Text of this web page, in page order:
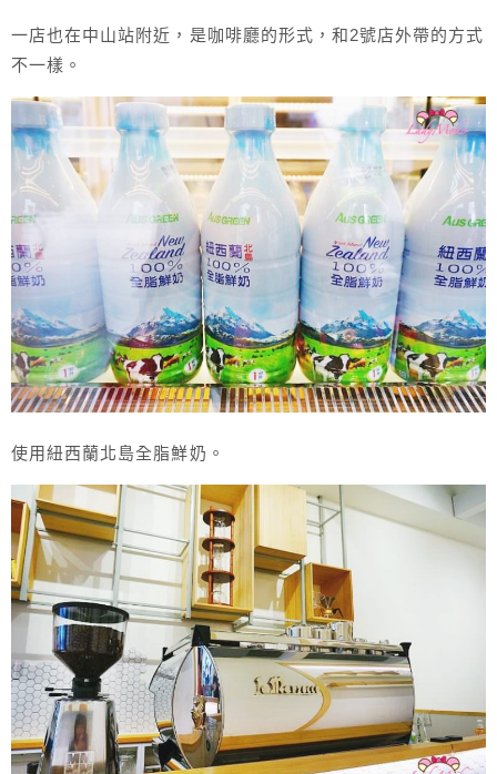
一店也在中山站附近，是咖啡廳的形式，和2號店外帶的方式
不一樣。
使用紐西蘭北島全脂鮮奶。